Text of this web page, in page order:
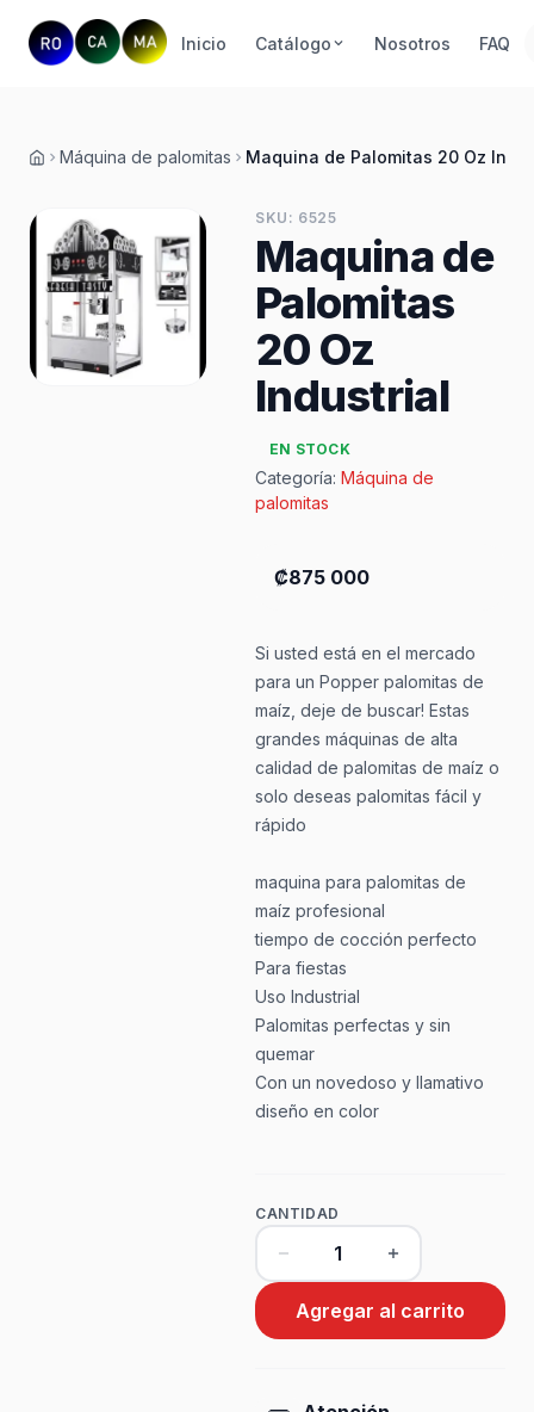
Inicio Catálogo Nosotros FAQ
Inicio
Máquina de palomitas Maquina de Palomitas 20 Oz
SKU: 6525
Maquina de
Palomitas
20 Oz
Industrial
EN STOCK
Categoría: Máquina de
palomitas
₡875 000
Si usted está en el mercado
para un Popper palomitas de
maíz, deje de buscar! Estas
grandes máquinas de alta
calidad de palomitas de maíz o
solo deseas palomitas fácil y
rápido
maquina para palomitas de
maíz profesional
tiempo de cocción perfecto
Para fiestas
Uso Industrial
Palomitas perfectas y sin
quemar
Con un novedoso y llamativo
diseño en color
CANTIDAD
Agregar al carrito